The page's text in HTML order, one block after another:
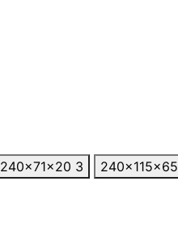
240×71×20 3 240×115×65